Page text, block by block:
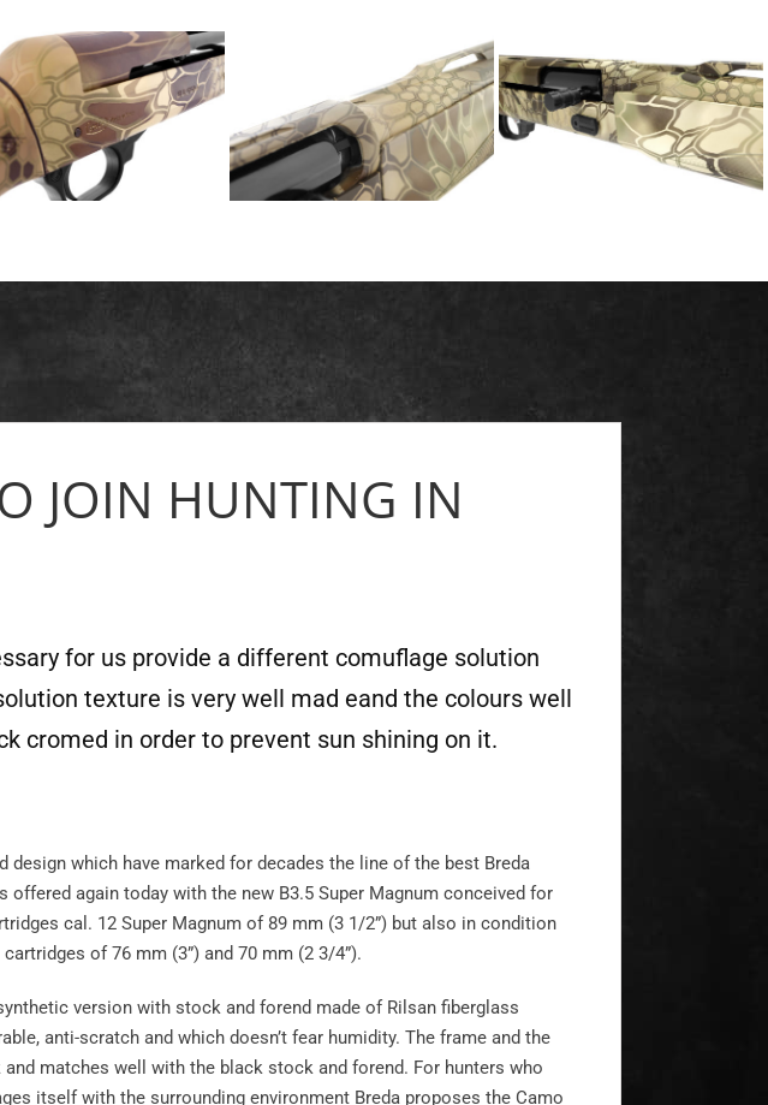
JOIN HUNTING IN
for us provide a different comuflage solution
texture is very well mad eand the colours well
cromed in order to prevent sun shining on it.
design which have marked for decades the line of the best Breda
again today with the new B3.5 Super Magnum conceived for
cal. 12 Super Magnum of 89 mm (3 1/2”) but also in condition
of 76 mm (3”) and 70 mm (2 3/4”).
version with stock and forend made of Rilsan fiberglass
anti-scratch and which doesn’t fear humidity. The frame and the
matches well with the black stock and forend. For hunters who
itself with the surrounding environment Breda proposes the Camo